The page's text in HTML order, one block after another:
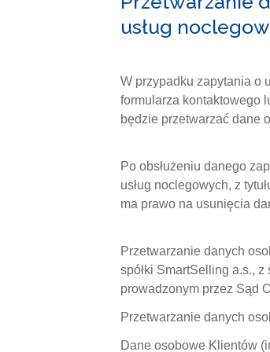
usług
W przypadku zapytania o
formularza kontaktowego
będzie przetwarzać dane
Po obsłużeniu danego
usług noclegowych, z
ma prawo na usunięcia
Przetwarzanie danych
spółki SmartSelling a.s.,
prowadzonym przez Sąd
Przetwarzanie danych
Dane osobowe Klientów